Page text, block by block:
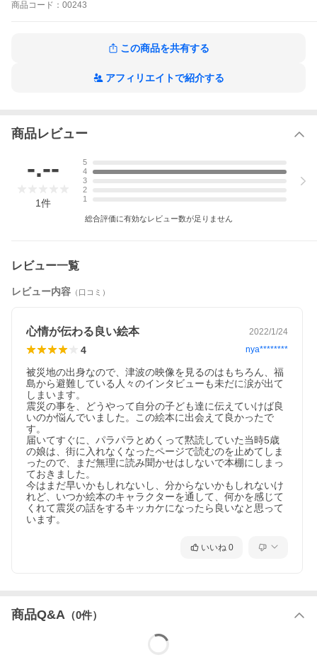
商品 コード： 00243
この商品を共有する
アフィリエイトで紹介する
商品レビュー
-.--
1件
5
4
3
2
1
総合評価に有効なレビュー数が足りません
レビュー一覧
レビュー内容 （口コミ）
心情が伝わる良い絵本 2022/1/24
4 nya********
被災地の出身なので、津波の映像を見るのはもちろん、福
島から避難している人々のインタビューも未だに涙が出て
しまいます。
震災の事を、どうやって自分の子ども達に伝えていけば良
いのか悩んでいました。この絵本に出会えて良かったで
す。
届いてすぐに、パラパラとめくって黙読していた当時5歳
の娘は、街に入れなくなったページで読むのを止めてしま
ったので、まだ無理に読み聞かせはしないで本棚にしまっ
ておきました。
今はまだ早いかもしれないし、分からないかもしれないけ
れど、いつか絵本のキャラクターを通して、何かを感じて
くれて震災の話をするキッカケになったら良いなと思って
います。
いいね 0
商品Q&A （0件）